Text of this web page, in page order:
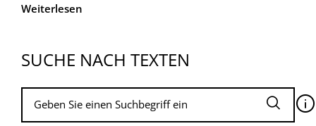
Weiterlesen
SUCHE NACH TEXTEN
🛈